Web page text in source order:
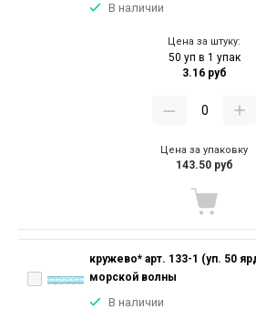
В наличии
Цена за штуку:
50 уп в 1 упак
3.16 руб
Цена за упаковку
143.50 руб
кружево* арт. 133-1 (уп. 50
морской волны
В наличии